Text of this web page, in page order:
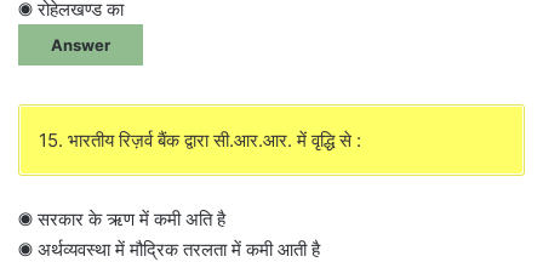
◉ रोहेलखण्ड का
Answer
15. भारतीय रिज़र्व बैंक द्वारा सी.आर.आर. में वृद्धि से :
◉ सरकार के ऋण में कमी अति है
◉ अर्थव्यवस्था में मौद्रिक तरलता में कमी आती है